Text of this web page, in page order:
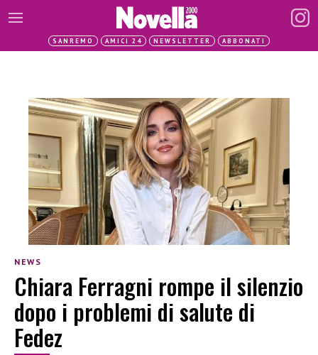
SANREMO AMICI 24 NEWSLETTER ABBONATI
NEWS
Chiara Ferragni rompe il silenzio
dopo i problemi di salute di
Fedez